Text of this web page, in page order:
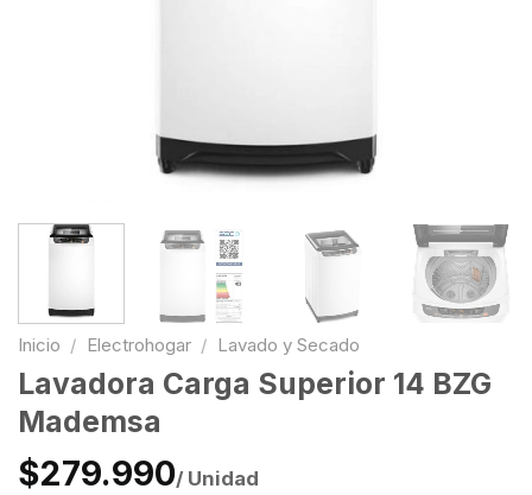
Inicio / Electrohogar / Lavado y Secado
Lavadora Carga Superior 14 BZG
Mademsa
$279.990/ Unidad